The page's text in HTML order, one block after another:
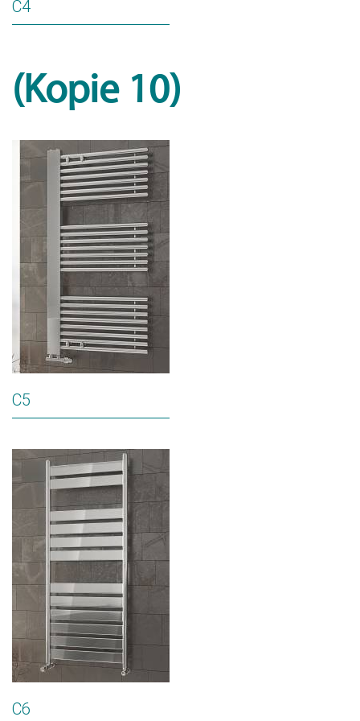
C4
(Kopie 10)
C5
C6